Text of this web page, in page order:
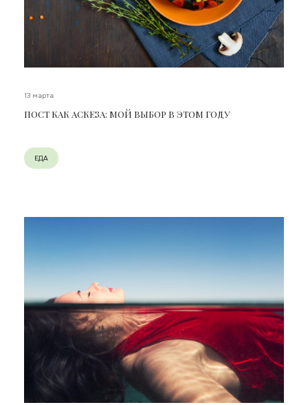
13 марта
ПОСТ КАК АСКЕЗА: МОЙ ВЫБОР В ЭТОМ ГОДУ
ЕДА